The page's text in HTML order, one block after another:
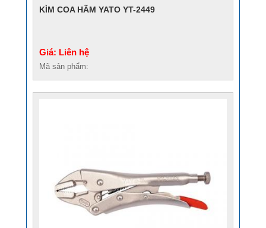
KÌM COA HÃM YATO YT-2449
Giá: Liên hệ
Mã sản phẩm: